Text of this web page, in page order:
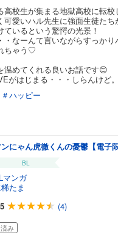
高校生が集まる地獄高校に転校
可愛いハル先生に強面生徒た
いるという驚愕の光景！
なーんて言いながらすっかり
ちゃう♡
温めてくれる良いお話です😊
がはじまる・・・しらんけど。
＃ハッピー
BL
マンガ
たま
(4)
み